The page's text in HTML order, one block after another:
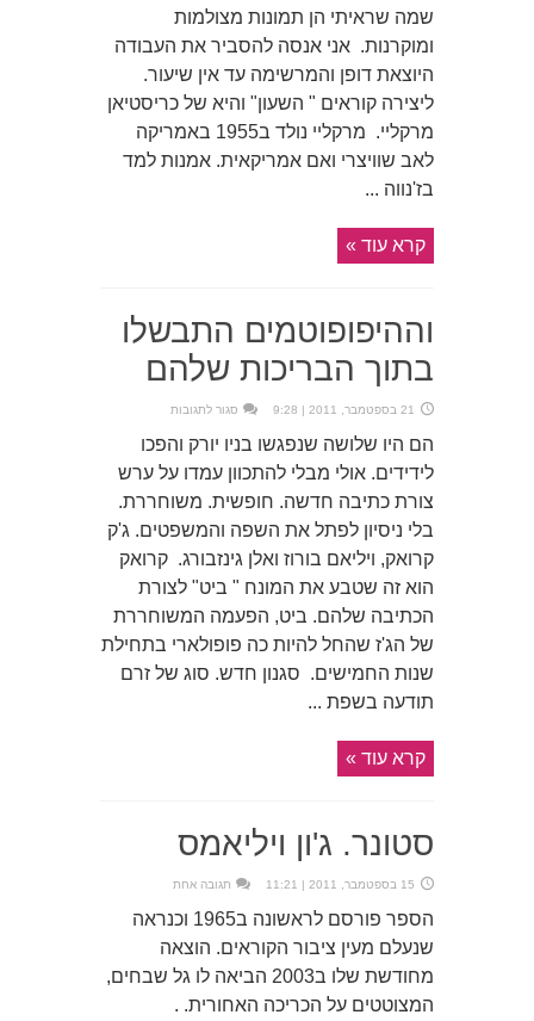
שמה שראיתי הן תמונות מצולמות
ומוקרנות. אני אנסה להסביר את העבודה
היוצאת דופן והמרשימה עד אין שיעור.
ליצירה קוראים " השעון" והיא של כריסטיאן
מרקליי. מרקליי נולד ב1955 באמריקה
לאב שוויצרי ואם אמריקאית. אמנות למד
בז'נווה ...
קרא עוד »
וההיפופוטמים התבשלו
בתוך הבריכות שלהם
21 בספטמבר, 2011 | 9:28 סגור לתגובות
בתוך
שלהם
הם היו שלושה שנפגשו בניו יורק והפכו
לידידים. אולי מבלי להתכוון עמדו על ערש
צורת כתיבה חדשה. חופשית. משוחררת.
בלי ניסיון לפתל את השפה והמשפטים. ג'ק
קרואק, ויליאם בורוז ואלן גינזבורג. קרואק
הוא זה שטבע את המונח " ביט" לצורת
הכתיבה שלהם. ביט, הפעמה המשוחררת
של הג'ז שהחל להיות כה פופולארי בתחילת
שנות החמישים. סגנון חדש. סוג של זרם
תודעה בשפת ...
קרא עוד »
סטונר. ג'ון ויליאמס
15 בספטמבר, 2011 | 11:21 תגובה אחת
הספר פורסם לראשונה ב1965 וכנראה
שנעלם מעין ציבור הקוראים. הוצאה
מחודשת שלו ב2003 הביאה לו גל שבחים,
המצוטטים על הכריכה האחורית. .